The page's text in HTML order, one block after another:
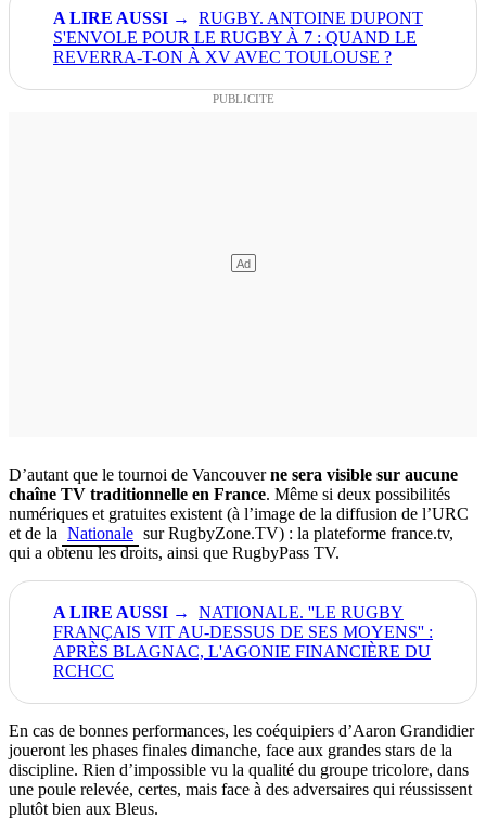
RUGBY. ANTOINE DUPONT
S'ENVOLE POUR LE RUGBY À 7 : QUAND LE
REVERRA-T-ON À XV AVEC TOULOUSE ?
D’autant que le tournoi de Vancouverne sera visible sur aucune
chaîne TV traditionnelle en France. Même si deux possibilités
numériques et gratuites existent (à l’image de la diffusion de l’URC
et de la Nationale sur RugbyZone.TV) : la plateforme france.tv,
qui a obtenu les droits, ainsi que RugbyPass TV.
NATIONALE. ''LE RUGBY
FRANÇAIS VIT AU-DESSUS DE SES MOYENS'' :
APRÈS BLAGNAC, L'AGONIE FINANCIÈRE DU
RCHCC
En cas de bonnes performances, les coéquipiers d’Aaron Grandidier
joueront les phases finales dimanche, face aux grandes stars de la
discipline. Rien d’impossible vu la qualité du groupe tricolore, dans
une poule relevée, certes, mais face à des adversaires qui réussissent
plutôt bien aux Bleus.